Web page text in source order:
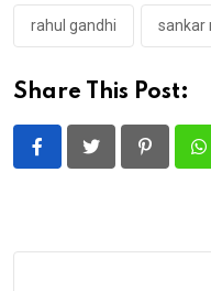
rahul gandhi sankar
Share This Post:
Pinterest